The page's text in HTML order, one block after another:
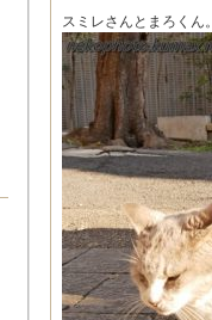
スミレさんとまろくん。